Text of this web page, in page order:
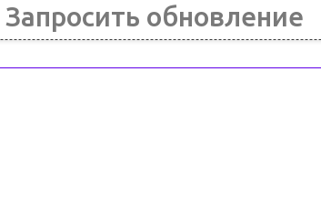
Запросить обновление